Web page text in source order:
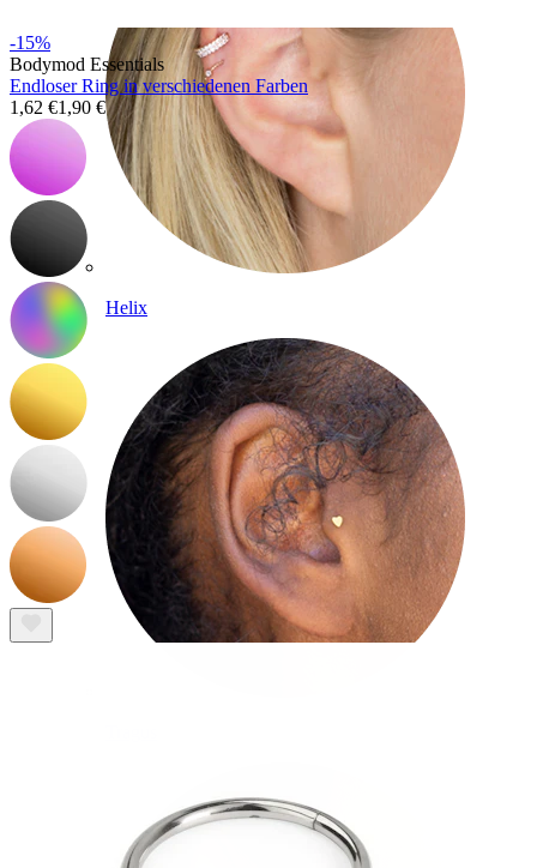
Helix
-15%
Bodymod Essentials
Endloser Ring in verschiedenen Farben
1,62 €1,90 €